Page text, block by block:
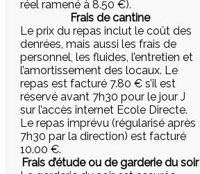
réel ramené à 8.50 €).
Frais de cantine
Le prix du repas inclut le coût des
denrées, mais aussi les frais de
personnel, les fluides, l’entretien et
l’amortissement des locaux. Le
repas est facturé 7.80 € s’il est
réservé avant 7h30 pour le jour J
sur l’accès internet Ecole Directe.
Le repas imprévu (régularisé après
7h30 par la direction) est facturé
10.00 €.
Frais d’étude ou de garderie du soir